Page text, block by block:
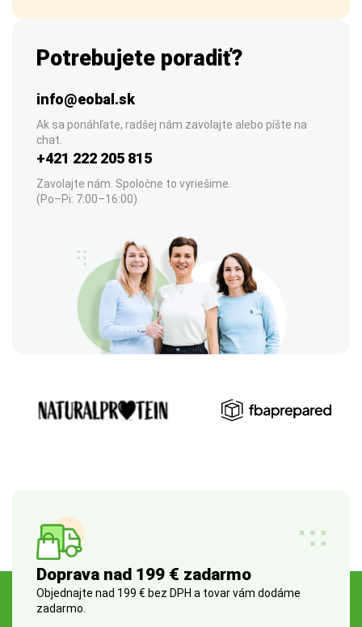
Potrebujete poradiť?
info@eobal.sk
Ak sa ponáhľate, radšej nám zavolajte alebo píšte na
chat.
+421 222 205 815
Zavolajte nám. Spoločne to vyriešime.
(Po–Pi: 7:00–16:00)
Doprava nad 199 € zadarmo
Objednajte nad 199 € bez DPH a tovar vám dodáme
zadarmo.